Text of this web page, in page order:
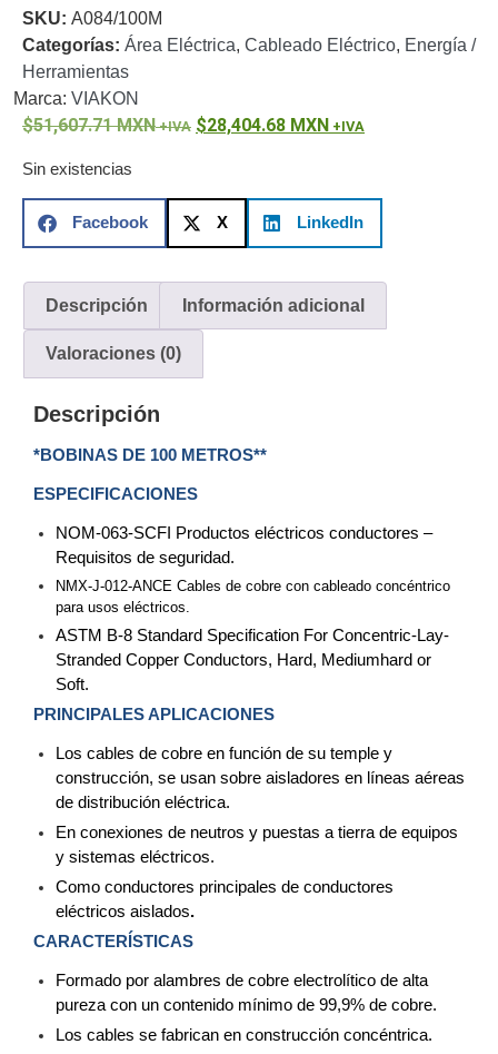
o
RefaccionesProbadores
de
VideoTransceptores
de Video
Conectores
Adaptador
a
y
VideoCable
ConectoresCables
CoaxialCategoría
5e Fibra
Alimentación
y
ElectricidadRG59
Tipo
CaPTelefónicoVGA
/ DVI /
HDMI
Cámaras
IP y NVRs
Salinos
(Anticorrosión)AntiexplosiónBalaCodificadores
y
Decodificadores
de
VideoCuboDomo
/ Eyeball /
TurretFisheye
Lente
SKU: A084/100M
Categorías: Área Eléctrica, Cableado Eléctrico, Energía /
Herramientas
Marca: VIAKON
51,607.71MXN 28,404.68 MXN
Sin existencias
Facebook X LinkedIn
Descripción Información adicional
Valoraciones (0)
Descripción
*BOBINAS DE 100 METROS**
ESPECIFICACIONES
NOM-063-SCFI Productos eléctricos conductores –
Requisitos de seguridad.
NMX-J-012-ANCE Cables de cobre con cableado concéntrico
para usos eléctricos.
ASTM B-8 Standard Specification For Concentric-Lay-
Stranded Copper Conductors, Hard, Mediumhard or
Soft.
PRINCIPALES APLICACIONES
Los cables de cobre en función de su temple y
construcción, se usan sobre aisladores en líneas aéreas
de distribución eléctrica.
En conexiones de neutros y puestas a tierra de equipos
y sistemas eléctricos.
Como conductores principales de conductores
eléctricos aislados.
CARACTERÍSTICAS
Formado por alambres de cobre electrolítico de alta
pureza con un contenido mínimo de 99,9% de cobre.
Los cables se fabrican en construcción concéntrica.